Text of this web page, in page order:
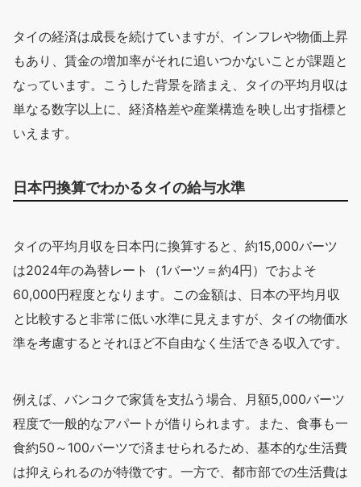
タイの経済は成長を続けていますが、インフレや物価上昇
もあり、賃金の増加率がそれに追いつかないことが課題と
なっています。こうした背景を踏まえ、タイの平均月収は
単なる数字以上に、経済格差や産業構造を映し出す指標と
いえます。
日本円換算でわかるタイの給与水準
タイの平均月収を日本円に換算すると、約15,000バーツ
は2024年の為替レート（1バーツ＝約4円）でおよそ
60,000円程度となります。この金額は、日本の平均月収
と比較すると非常に低い水準に見えますが、タイの物価水
準を考慮するとそれほど不自由なく生活できる収入です。
例えば、バンコクで家賃を支払う場合、月額5,000バーツ
程度で一般的なアパートが借りられます。また、食事も一
食約50～100バーツで済ませられるため、基本的な生活費
は抑えられるのが特徴です。一方で、都市部での生活費は